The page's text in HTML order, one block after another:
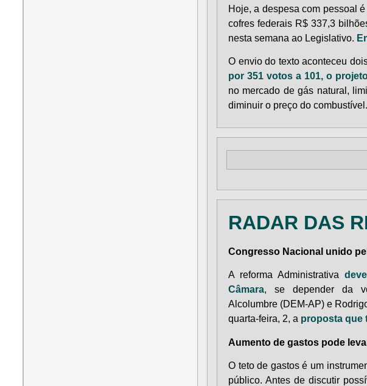
Hoje, a despesa com pessoal
cofres federais R$ 337,3
nesta semana ao Legislativo.
O envio do texto aconteceu
por 351 votos a 101, o
no mercado de gás natural,
diminuir o preço do
RADAR DAS
Congresso Nacional unido
A reforma Administrativa
Câmara, se depender da
Alcolumbre (DEM-AP) e
quarta-feira, 2, a proposta que
Aumento de gastos pode
O teto de gastos é um
público. Antes de discutir